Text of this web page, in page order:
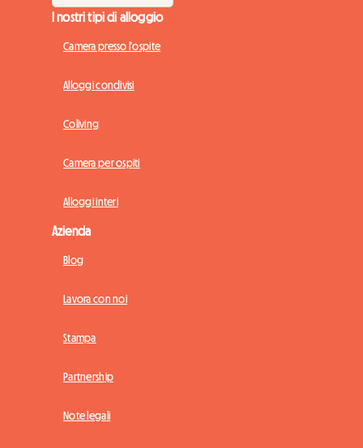
I nostri tipi di alloggio
Camera presso l'ospite
Alloggi condivisi
Coliving
Camera per ospiti
Alloggi interi
Azienda
Blog
Lavora con noi
Stampa
Partnership
Note legali